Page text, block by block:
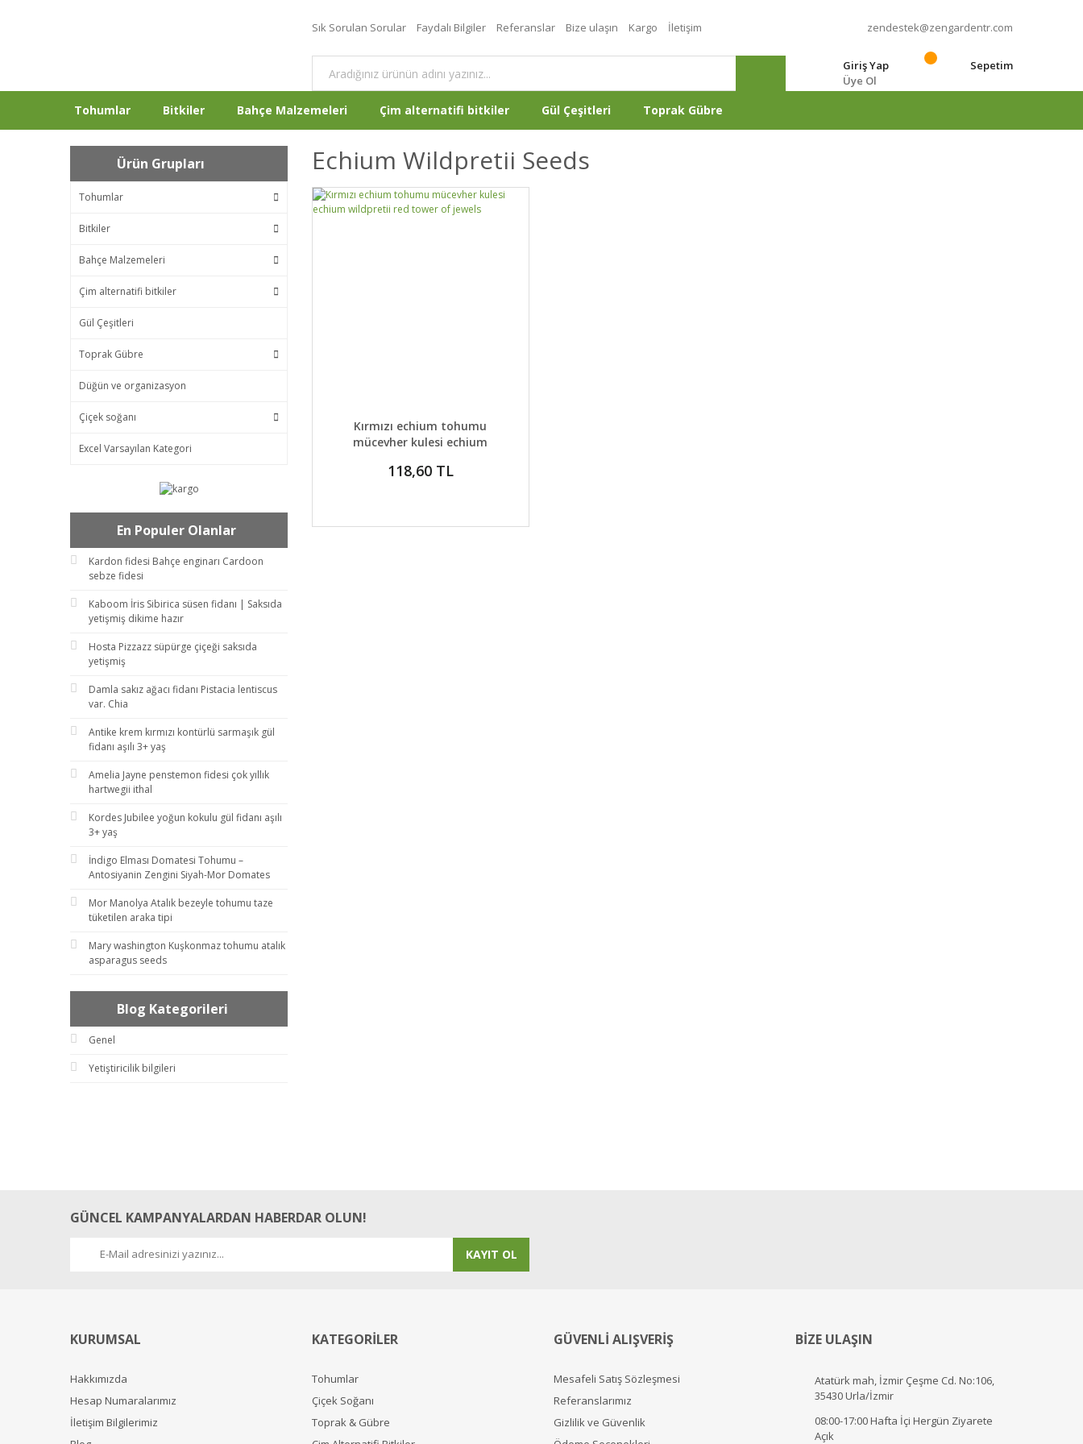
Sık Sorulan Sorular Faydalı Bilgiler Referanslar Bize ulaşın Kargo İletişim zendestek@zengardentr.com
Giriş Yap
Üye Ol
Sepetim
Tohumlar Bitkiler Bahçe Malzemeleri Çim alternatifi bitkiler Gül Çeşitleri Toprak Gübre
Ürün Grupları
Tohumlar
Bitkiler
Bahçe Malzemeleri
Çim alternatifi bitkiler
Gül Çeşitleri
Toprak Gübre
Düğün ve organizasyon
Çiçek soğanı
Excel Varsayılan Kategori
En Populer Olanlar
Kardon fidesi Bahçe enginarı Cardoon
sebze fidesi
Kaboom İris Sibirica süsen fidanı | Saksıda
yetişmiş dikime hazır
Hosta Pizzazz süpürge çiçeği saksıda
yetişmiş
Damla sakız ağacı fidanı Pistacia lentiscus
var. Chia
Antike krem kırmızı kontürlü sarmaşık gül
fidanı aşılı 3+ yaş
Amelia Jayne penstemon fidesi çok yıllık
hartwegii ithal
Kordes Jubilee yoğun kokulu gül fidanı aşılı
3+ yaş
İndigo Elması Domatesi Tohumu –
Antosiyanin Zengini Siyah-Mor Domates
Mor Manolya Atalık bezeyle tohumu taze
tüketilen araka tipi
Mary washington Kuşkonmaz tohumu atalık
asparagus seeds
Blog Kategorileri
Genel
Yetiştiricilik bilgileri
Echium Wildpretii Seeds
DETAYLAR GELİNCE HABER VER
Kırmızı echium tohumu
mücevher kulesi echium
118,60 TL
GÜNCEL KAMPANYALARDAN HABERDAR OLUN!
KAYIT OL
KURUMSAL
Hakkımızda
Hesap Numaralarımız
İletişim Bilgilerimiz
KATEGORİLER
Tohumlar
Çiçek Soğanı
Toprak & Gübre
GÜVENLİ ALIŞVERİŞ
Mesafeli Satış Sözleşmesi
Referanslarımız
Gizlilik ve Güvenlik
BİZE ULAŞIN
Atatürk mah, İzmir Çeşme Cd. No:106,
35430 Urla/İzmir
08:00-17:00 Hafta İçi Hergün Ziyarete
Açık